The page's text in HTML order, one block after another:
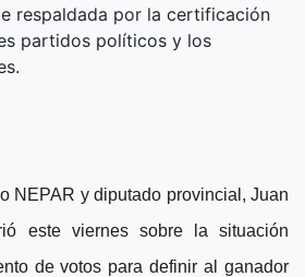
respaldada por la certificación
partidos políticos y los
NEPAR y diputado provincial, Juan
este viernes sobre la situación
de votos para definir al ganador